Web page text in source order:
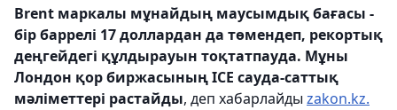
Brent маркалы мұнайдың маусымдық бағасы -
бір баррелі 17 доллардан да төмендеп, рекортық
деңгейдегі құлдырауын тоқтатпауда. Мұны
Лондон қор биржасының ICE сауда-саттық
мәліметтері растайды, деп хабарлайды zakon.kz.